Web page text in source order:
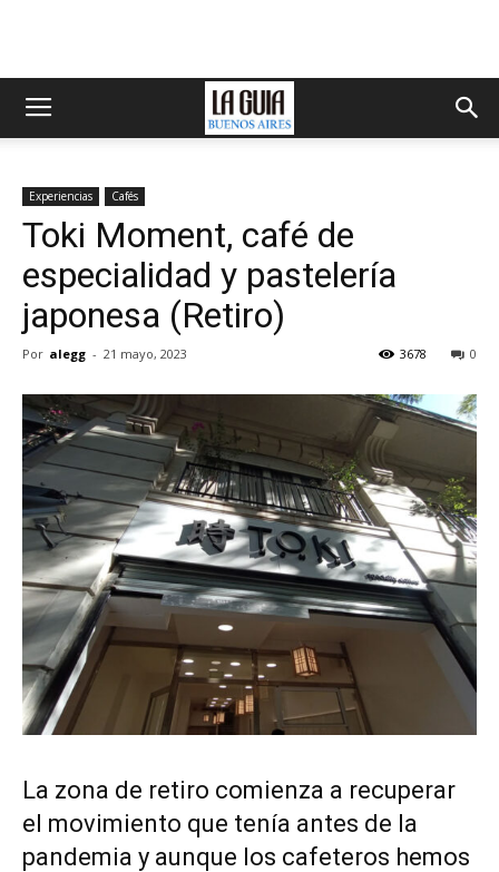
Experiencias Cafés
Toki Moment, café de
especialidad y pastelería
japonesa (Retiro)
Por alegg - 21 mayo, 2023 0
3678
La zona de retiro comienza a recuperar
el movimiento que tenía antes de la
pandemia y aunque los cafeteros hemos